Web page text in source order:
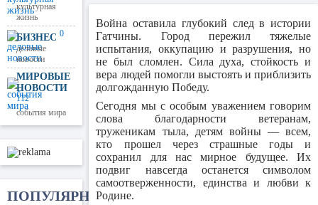
культурная
жизнь
БИЗНЕС0
деловые
новости
МИРОВЫЕ
НОВОСТИ
112
события мира
ПОПУЛЯРНО
Война оставила глубокий след в истории
Гатчины. Город пережил тяжелые
испытания, оккупацию и разрушения, но
не был сломлен. Сила духа, стойкость и
вера людей помогли выстоять и приблизить
долгожданную Победу.
Сегодня мы с особым уважением говорим
слова благодарности ветеранам,
труженикам тыла, детям войны — всем,
кто прошел через страшные годы и
сохранил для нас мирное будущее. Их
подвиг навсегда останется символом
самоотверженности, единства и любви к
Родине.